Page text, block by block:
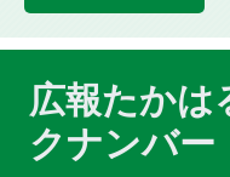
広報たかは
クナンバー